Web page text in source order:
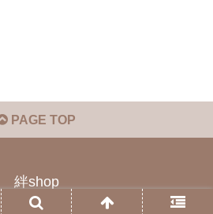
PAGE TOP
絆shop
© 2023 絆shop.